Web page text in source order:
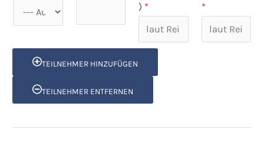
l
) *
*
TEILNEHMER HINZUFÜGEN
TEILNEHMER ENTFERNEN